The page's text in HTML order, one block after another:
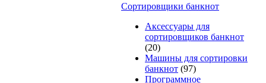
Cортировщики банкнот
Аксессуары для
сортировщиков банкнот
(20)
Машины для сортировки
банкнот (97)
Программное